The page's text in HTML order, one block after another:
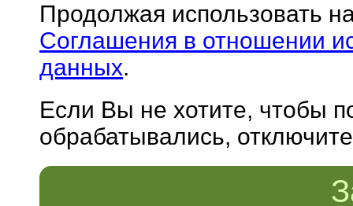
Продолжая использовать
Соглашения в отношении
данных.
Если Вы не хотите, чтобы
обрабатывались,